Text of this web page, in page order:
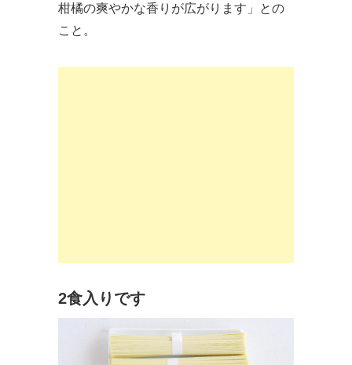
柑橘の爽やかな香りが広がります」との
こと。
2食入りです